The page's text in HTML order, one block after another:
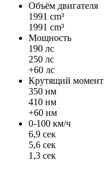
Объём двигателя
1991 cm³
1991 cm³
Мощность
190 лс
250 лс
+60 лс
Крутящий момент
350 нм
410 нм
+60 нм
0-100 км/ч
6,9 сек
5,6 сек
1,3 сек